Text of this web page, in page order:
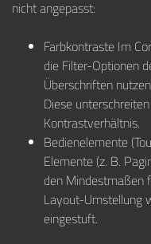
nicht angepasst:
Farbkontraste Im
die Filter-Optionen
Überschriften
Diese
Kontrastverhältnis.
Bedienelemente
Elemente (z. B.
den Mindestmaßen
Layout-Umstellung
eingestuft.